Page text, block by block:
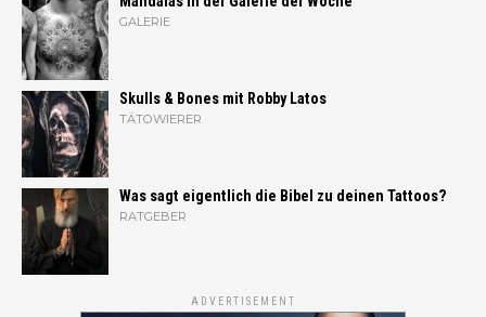
GALERIE
Skulls & Bones mit Robby Latos
TÄTOWIERER
Was sagt eigentlich die Bibel zu deinen Tattoos?
RATGEBER
ADVERTISEMENT